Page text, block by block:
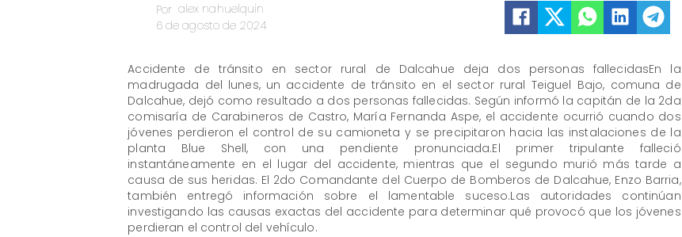
alex nahuelquin
Por
6 de agosto de 2024
Accidente de tránsito en sector rural de Dalcahue deja dos personas fallecidasEn la
madrugada del lunes, un accidente de tránsito en el sector rural Teiguel Bajo, comuna de
Dalcahue, dejó como resultado a dos personas fallecidas. Según informó la capitán de la 2da
comisaría de Carabineros de Castro, María Fernanda Aspe, el accidente ocurrió cuando dos
jóvenes perdieron el control de su camioneta y se precipitaron hacia las instalaciones de la
planta Blue Shell, con una pendiente pronunciada.El primer tripulante falleció
instantáneamente en el lugar del accidente, mientras que el segundo murió más tarde a
causa de sus heridas. El 2do Comandante del Cuerpo de Bomberos de Dalcahue, Enzo Barria,
también entregó información sobre el lamentable suceso.Las autoridades continúan
investigando las causas exactas del accidente para determinar qué provocó que los jóvenes
perdieran el control del vehículo.